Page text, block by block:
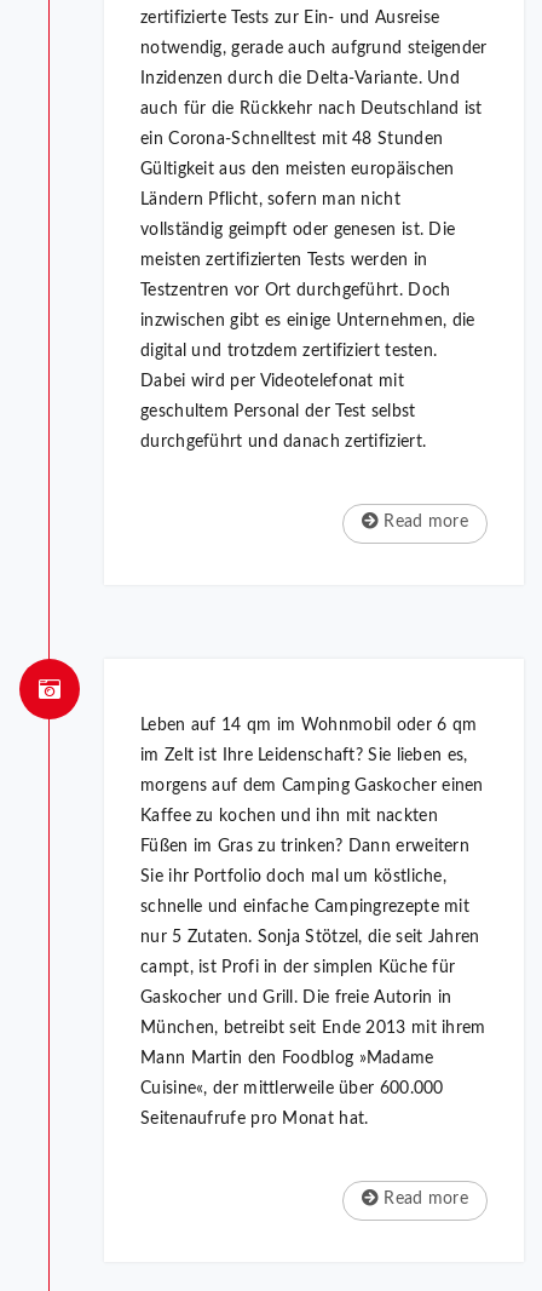
zertifizierte Tests zur Ein- und Ausreise
notwendig, gerade auch aufgrund steigender
Inzidenzen durch die Delta-Variante. Und
auch für die Rückkehr nach Deutschland ist
ein Corona-Schnelltest mit 48 Stunden
Gültigkeit aus den meisten europäischen
Ländern Pflicht, sofern man nicht
vollständig geimpft oder genesen ist. Die
meisten zertifizierten Tests werden in
Testzentren vor Ort durchgeführt. Doch
inzwischen gibt es einige Unternehmen, die
digital und trotzdem zertifiziert testen.
Dabei wird per Videotelefonat mit
geschultem Personal der Test selbst
durchgeführt und danach zertifiziert.
Read more
Leben auf 14 qm im Wohnmobil oder 6 qm
im Zelt ist Ihre Leidenschaft? Sie lieben es,
morgens auf dem Camping Gaskocher einen
Kaffee zu kochen und ihn mit nackten
Füßen im Gras zu trinken? Dann erweitern
Sie ihr Portfolio doch mal um köstliche,
schnelle und einfache Campingrezepte mit
nur 5 Zutaten. Sonja Stötzel, die seit Jahren
campt, ist Profi in der simplen Küche für
Gaskocher und Grill. Die freie Autorin in
München, betreibt seit Ende 2013 mit ihrem
Mann Martin den Foodblog »Madame
Cuisine«, der mittlerweile über 600.000
Seitenaufrufe pro Monat hat.
Read more